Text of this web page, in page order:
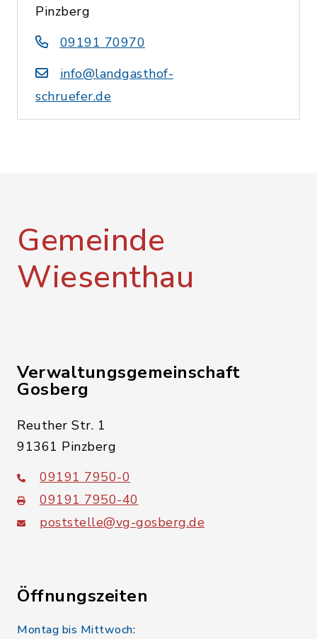
Pinzberg
09191 70970
info@landgasthof-
schruefer.de
Gemeinde
Wiesenthau
Verwaltungsgemeinschaft
Gosberg
Reuther Str. 1
91361 Pinzberg
09191 7950-0
09191 7950-40
poststelle@vg-gosberg.de
Öffnungszeiten
Montag bis Mittwoch: